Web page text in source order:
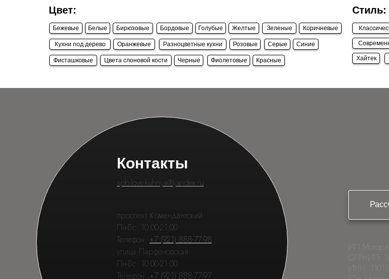
Бежевые Белые Бирюзовые Бордовые Голубые Желтые Зеленые Коричневые
Красные
Кухни под дерево Оранжевые Разноцветные кухни Розовые Серые Синие
Фиолетовые
Фисташковые Цвета слоновой кости Черные
Цвет: Стиль:
Хайтек
Контакты
spb.love.kuhnya@yandex.ru
проспект Комендантский
Пн-Вс: 10.00-21.00
Телефон: +7 (921) 888-77-98
улица Парфёновская
Пн-Вс: 10.00-21.00
Телефон: +7 (921) 888-77-97
ИП
ОГРНИП:
ИНН: